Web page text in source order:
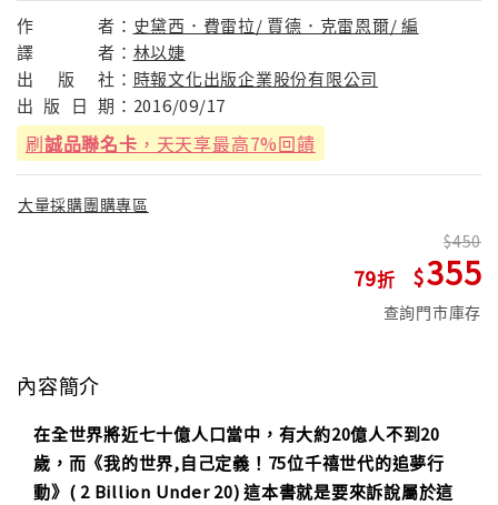
作 者： 史黛西．費雷拉/ 賈德．克雷恩爾/ 編
譯
者： 林以婕
出
版 社： 時報文化出版企業股份有限公司
出 版 日 期： 2016/09/17
刷誠品聯名卡 ，天天享最高7%回饋
大量採購團購專區
79
450
355
查詢門市庫存
內容簡介
在全世界將近七十億人口當中，有大約20億人不到20
歲，而《我的世界,自己定義！75位千禧世代的追夢行
動》( 2 Billion Under 20) 這本書就是要來訴說屬於這